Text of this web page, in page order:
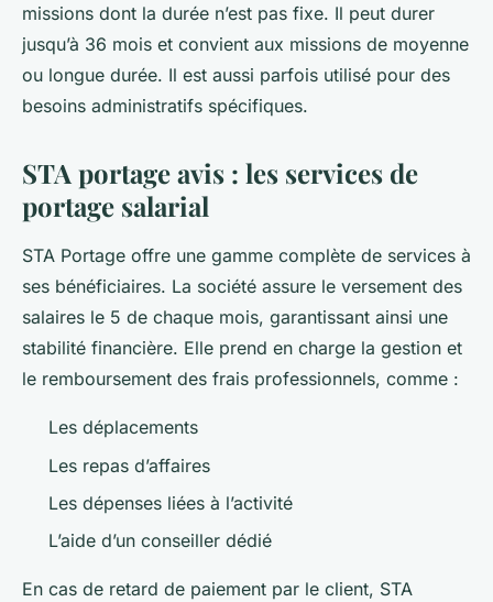
missions dont la durée n’est pas fixe. Il peut durer
jusqu’à 36 mois et convient aux missions de moyenne
ou longue durée. Il est aussi parfois utilisé pour des
besoins administratifs spécifiques.
STA portage avis : les services de
portage salarial
STA Portage offre une gamme complète de services à
ses bénéficiaires. La société assure le versement des
salaires le 5 de chaque mois, garantissant ainsi une
stabilité financière. Elle prend en charge la gestion et
le remboursement des frais professionnels, comme :
Les déplacements
Les repas d’affaires
Les dépenses liées à l’activité
L’aide d’un conseiller dédié
En cas de retard de paiement par le client, STA